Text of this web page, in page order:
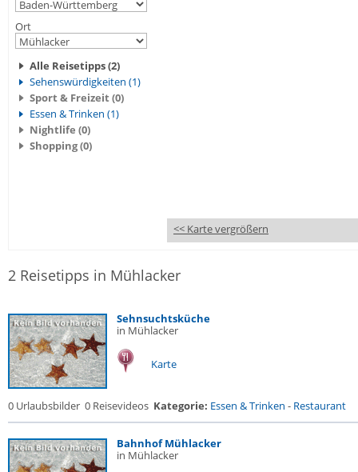
Ort
Alle Reisetipps (2)
Sehenswürdigkeiten (1)
Sport & Freizeit (0)
Essen & Trinken (1)
Nightlife (0)
Shopping (0)
<< Karte vergrößern
2 Reisetipps in Mühlacker
Sehnsuchtsküche
in Mühlacker
Karte
0 Urlaubsbilder 0 Reisevideos Kategorie: Essen & Trinken - Restaurant
Bahnhof Mühlacker
in Mühlacker